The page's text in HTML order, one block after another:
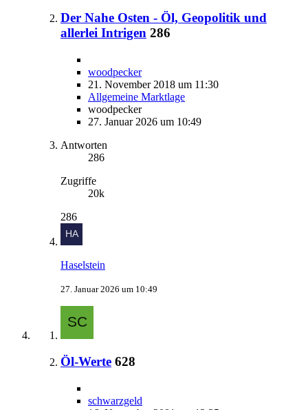
Der Nahe Osten - Öl, Geopolitik und
allerlei Intrigen 286
woodpecker
21. November 2018 um 11:30
Allgemeine Marktlage
woodpecker
27. Januar 2026 um 10:49
Antworten
286
Zugriffe
20k
286
Haselstein
27. Januar 2026 um 10:49
Öl-Werte 628
schwarzgeld